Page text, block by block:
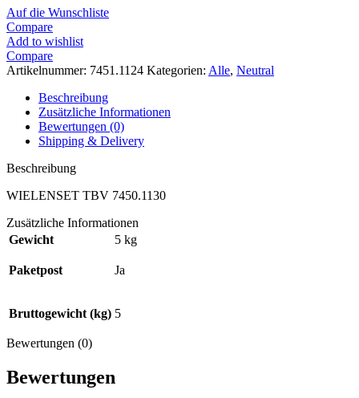
Auf die Wunschliste
Compare
Add to wishlist
Compare
Artikelnummer: 7451.1124 Kategorien: Alle, Neutral
Beschreibung
Zusätzliche Informationen
Bewertungen (0)
Shipping & Delivery
Beschreibung
WIELENSET TBV 7450.1130
Zusätzliche Informationen
Gewicht
5 kg
Paketpost Ja
Bruttogewicht (kg) 5
Bewertungen (0)
Bewertungen